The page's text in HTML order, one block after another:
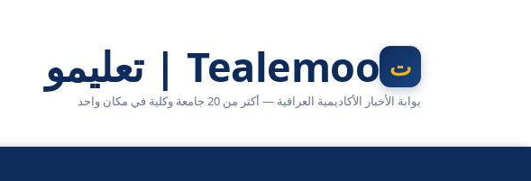
Tealemoo | تعليمو
بوابة الأخبار الأكاديمية العراقية — أكثر من 20 جامعة وكلية في مكان واحد